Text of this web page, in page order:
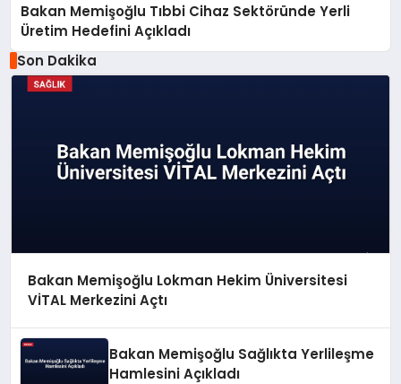
Bakan Memişoğlu Tıbbi Cihaz Sektöründe Yerli
Üretim Hedefini Açıkladı
Son Dakika
Bakan Memişoğlu Lokman Hekim Üniversitesi
VİTAL Merkezini Açtı
Bakan Memişoğlu Sağlıkta Yerlileşme
Hamlesini Açıkladı